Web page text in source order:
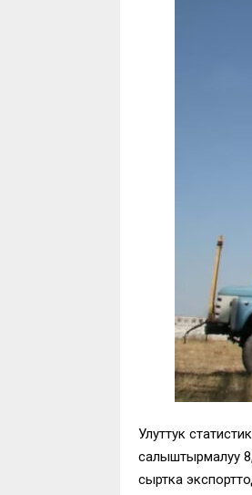
Улуттук
салыштырмалуу
сыртка